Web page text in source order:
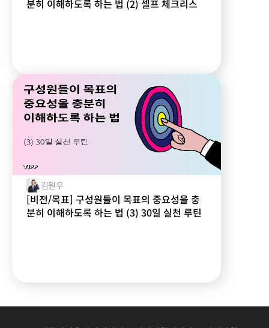
분히 이해하도록 하는 법 (2) 셀프 체크리스
김원우
[비전/목표] 구성원들이 목표의 중요성을 충
분히 이해하도록 하는 법 (3) 30일 실천 루틴